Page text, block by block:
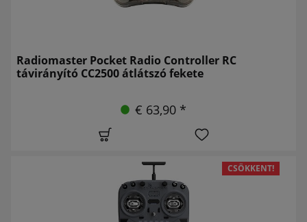
Radiomaster Pocket Radio Controller RC
távirányító CC2500 átlátszó fekete
€ 63,90 *
CSÖKKENT!